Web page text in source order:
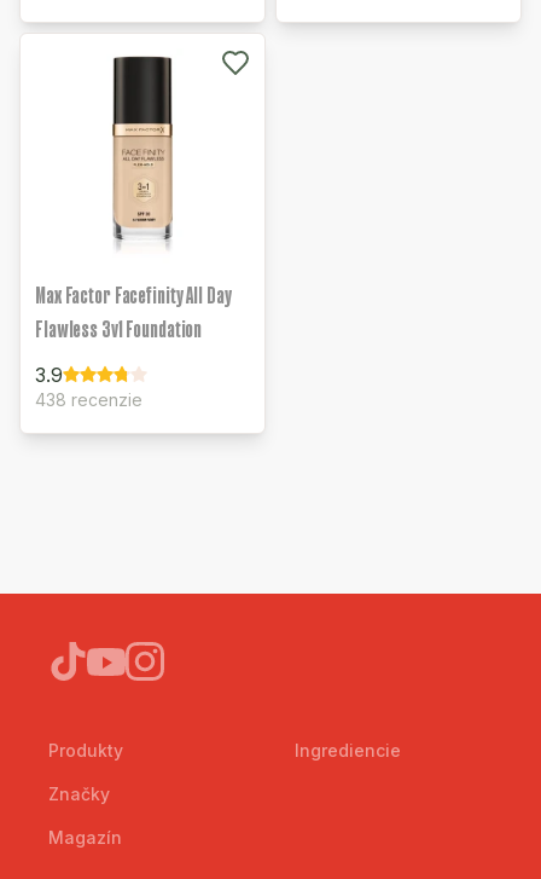
Max Factor Facefinity All Day
Flawless 3v1 Foundation
3.9
438 recenzie
Produkty
Značky
Magazín
Ingrediencie